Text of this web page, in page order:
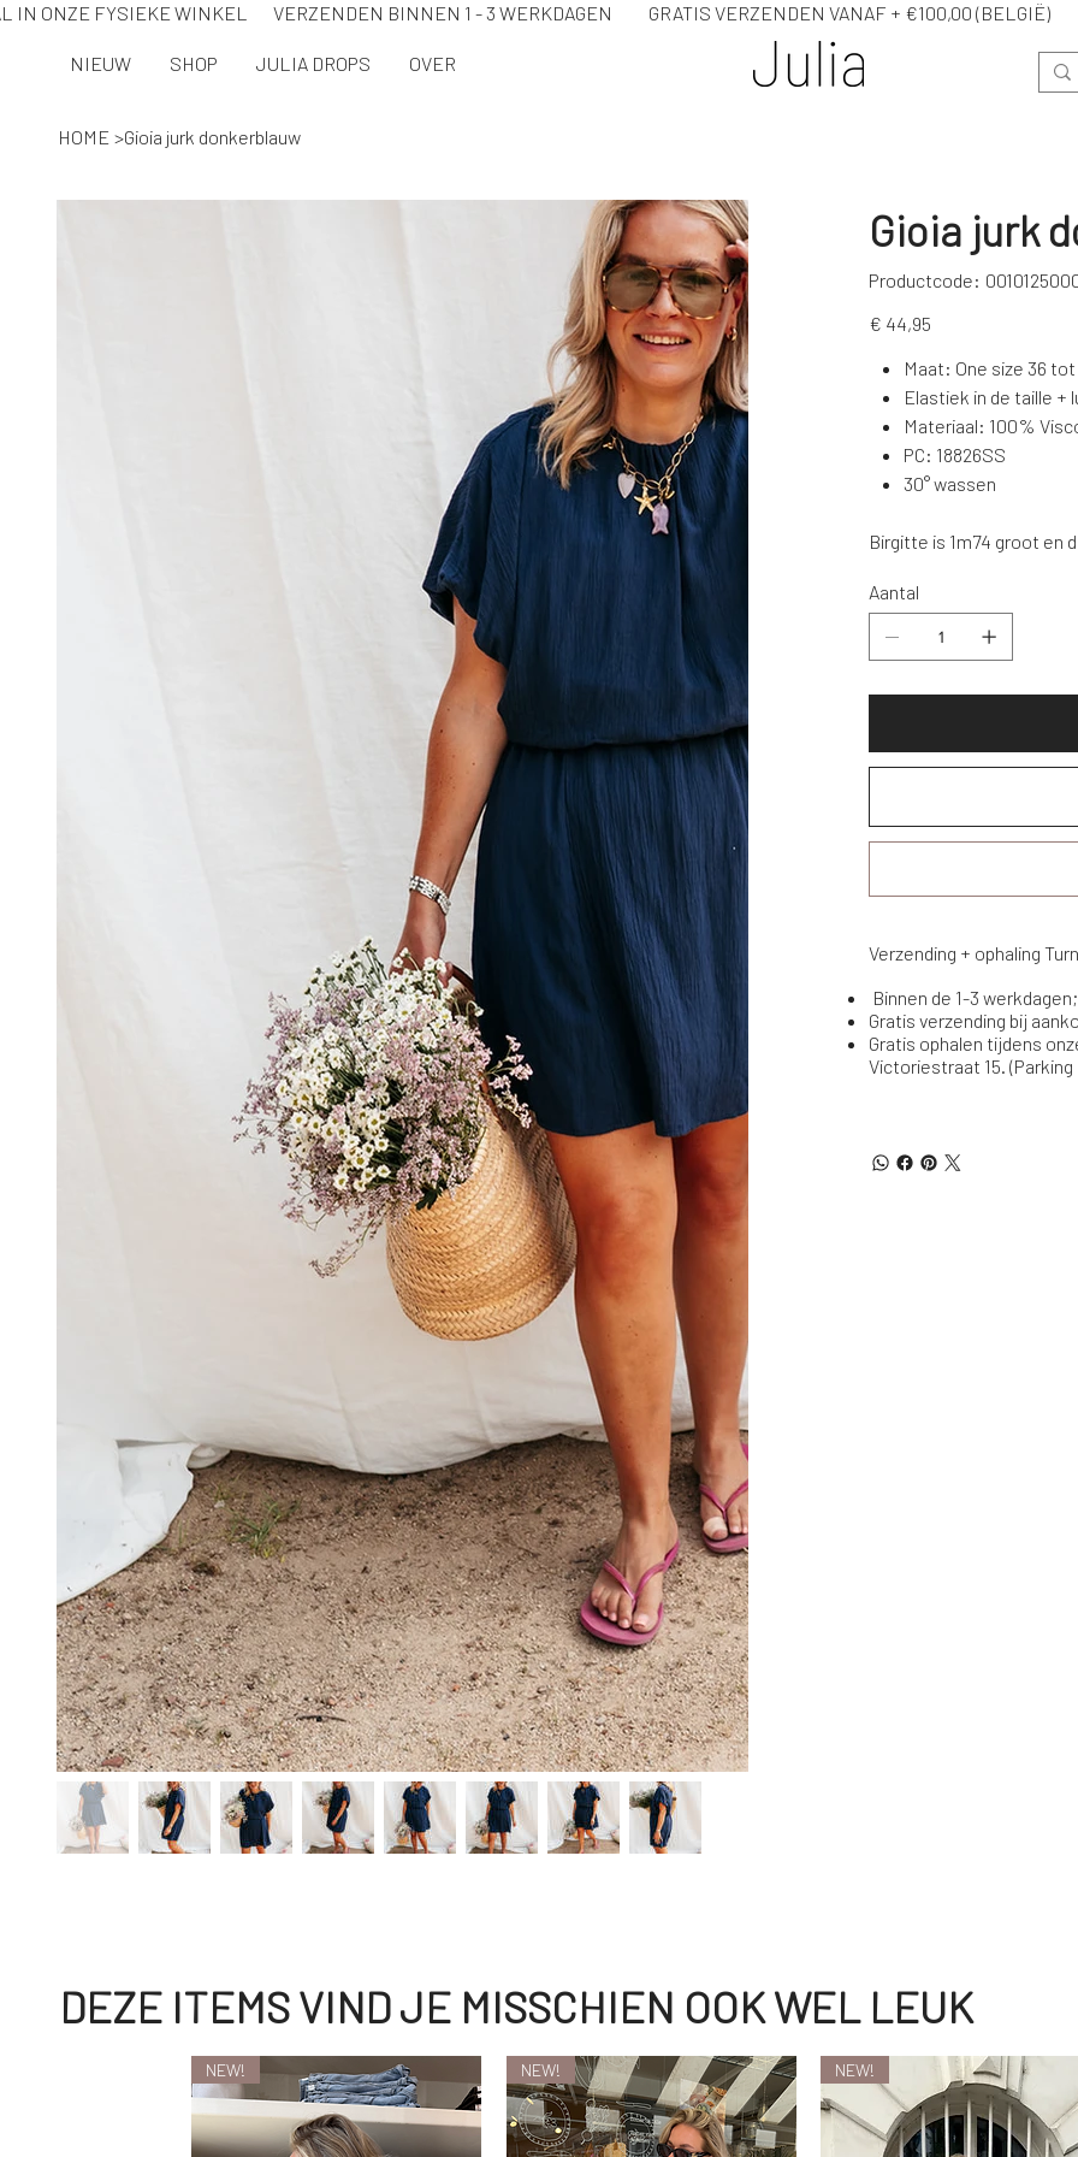
IN ONZE FYSIEKE WINKEL VERZENDEN BINNEN 1 - 3 WERKDAGEN GRATIS VERZENDEN VANAF + €100,00
NIEUW SHOP JULIA DROPS OVER
HOME >Gioia jurk donkerblauw
Gioia jurk
Productcode:
Productcode
Prijs
€ 44,95
Maat: One size 36
Elastiek in de taille +
Materiaal: 100%
PC: 18826SS
30° wassen
Birgitte is 1m74 groot en
Aantal
Verzending + ophaling
Binnen de 1-3 werkdagen;
Gratis verzending bij
Gratis ophalen tijdens
Victoriestraat 15.
DEZE ITEMS VIND JE MISSCHIEN OOK WEL LEUK
NEW! NEW! NEW!